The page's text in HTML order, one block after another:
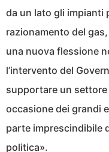
da un lato gli impianti
razionamento del
una nuova flessione
l’intervento del
supportare un
occasione dei grandi
parte imprescindibile
politica».